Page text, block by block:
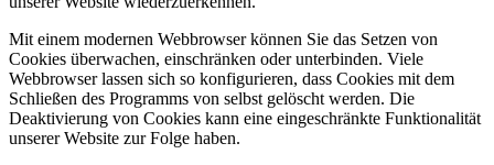
Mit einem modernen Webbrowser können Sie das Setzen von
Cookies überwachen, einschränken oder unterbinden. Viele
Webbrowser lassen sich so konfigurieren, dass Cookies mit dem
Schließen des Programms von selbst gelöscht werden. Die
Deaktivierung von Cookies kann eine eingeschränkte Funktionalität
unserer Website zur Folge haben.